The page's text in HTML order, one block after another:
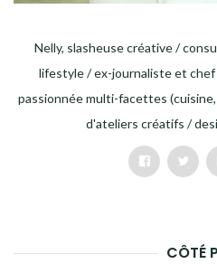
Nelly, slasheuse créative /
lifestyle / ex-journaliste et
passionnée multi-facettes
d'ateliers créatifs /
Facebook
CÔTÉ